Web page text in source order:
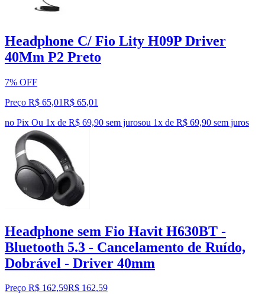
Headphone C/ Fio Lity H09P Driver
40Mm P2 Preto
7% OFF
Preço R$ 65,01R$ 65,01
no Pix Ou 1x de R$ 69,90 sem jurosou 1x de R$ 69,90 sem juros
Headphone sem Fio Havit H630BT -
Bluetooth 5.3 - Cancelamento de Ruído,
Dobrável - Driver 40mm
Preço R$ 162,59R$ 162,59